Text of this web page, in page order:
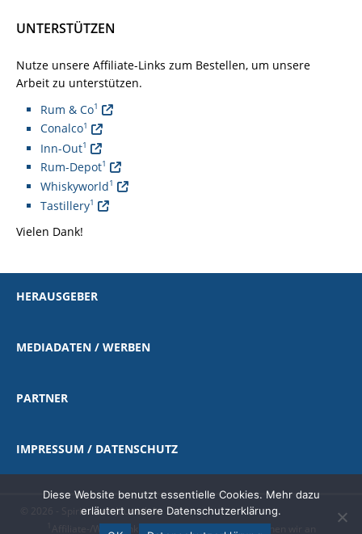
UNTERSTÜTZEN
Nutze unsere Affiliate-Links zum Bestellen, um unsere
Arbeit zu unterstützen.
Rum & Co1
Conalco1
Inn-Out1
Rum-Depot1
Whiskyworld1
Tastillery1
Vielen Dank!
HERAUSGEBER
MEDIADATEN / WERBEN
PARTNER
IMPRESSUM / DATENSCHUTZ
© 2026 - Spirituosen-Journal.de
Affiliate-/Werbelink |als Amazon-Partner verdienen wir an
Diese Website benutzt essentielle Cookies. Mehr dazu
erläutert unsere Datenschutzerklärung.